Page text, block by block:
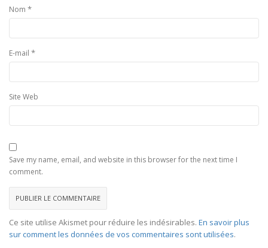
Nom *
E-mail *
Site Web
Save my name, email, and website in this browser for the next time I
comment.
Ce site utilise Akismet pour réduire les indésirables. En savoir plus
sur comment les données de vos commentaires sont utilisées.